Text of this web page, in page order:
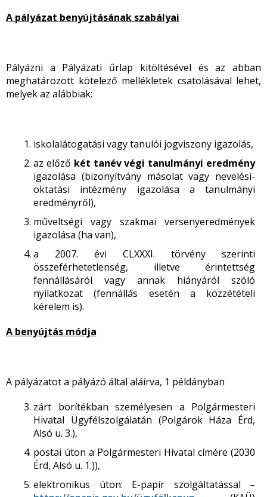
A pályázat benyújtásának szabályai
Pályázni a Pályázati űrlap kitöltésével és az abban
meghatározott kötelező mellékletek csatolásával lehet,
melyek az alábbiak:
iskolalátogatási vagy tanulói jogviszony igazolás,
az előző két tanév végi tanulmányi eredmény
igazolása (bizonyítvány másolat vagy nevelési-
oktatási intézmény igazolása a tanulmányi
eredményről),
műveltségi vagy szakmai versenyeredmények
igazolása (ha van),
a 2007. évi CLXXXI. törvény szerinti
összeférhetetlenség, illetve érintettség
fennállásáról vagy annak hiányáról szóló
nyilatkozat (fennállás esetén a közzétételi
kérelem is).
A benyújtás módja
A pályázatot a pályázó által aláírva, 1 példányban
zárt borítékban személyesen a Polgármesteri
Hivatal Ügyfélszolgálatán (Polgárok Háza Érd,
Alsó u. 3.),
postai úton a Polgármesteri Hivatal címére (2030
Érd, Alsó u. 1.)),
elektronikus úton: E-papír szolgáltatással –